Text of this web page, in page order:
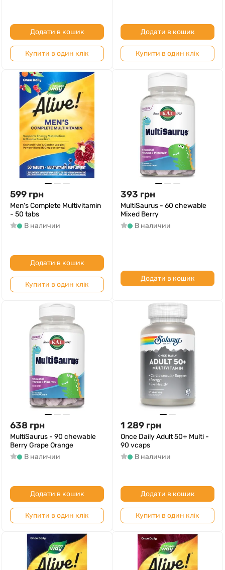
Додати в кошик
Купити в один клік
Додати в кошик
Купити в один клік
599 грн
Men's Complete Multivitamin
- 50 tabs
В наличии
Додати в кошик
Купити в один клік
393 грн
MultiSaurus - 60 chewable
Mixed Berry
В наличии
Додати в кошик
638 грн
MultiSaurus - 90 сhewable
Berry Grape Orange
В наличии
Додати в кошик
Купити в один клік
1 289 грн
Once Daily Adult 50+ Multi -
90 vcaps
В наличии
Додати в кошик
Купити в один клік